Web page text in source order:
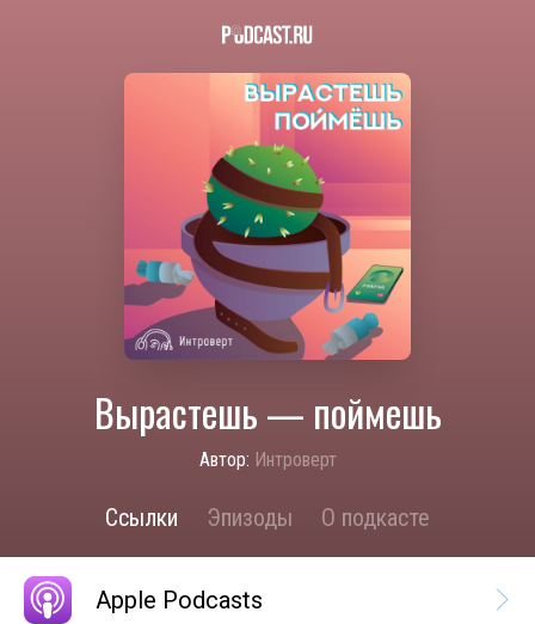
Вырастешь — поймешь
Автор: Интроверт
Ссылки Эпизоды О подкасте
Apple Podcasts